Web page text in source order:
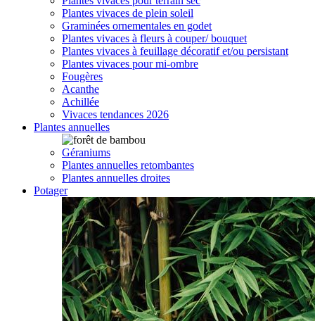
Plantes vivaces de plein soleil
Graminées ornementales en godet
Plantes vivaces à fleurs à couper/ bouquet
Plantes vivaces à feuillage décoratif et/ou persistant
Plantes vivaces pour mi-ombre
Fougères
Acanthe
Achillée
Vivaces tendances 2026
Plantes annuelles
Géraniums
Plantes annuelles retombantes
Plantes annuelles droites
Potager